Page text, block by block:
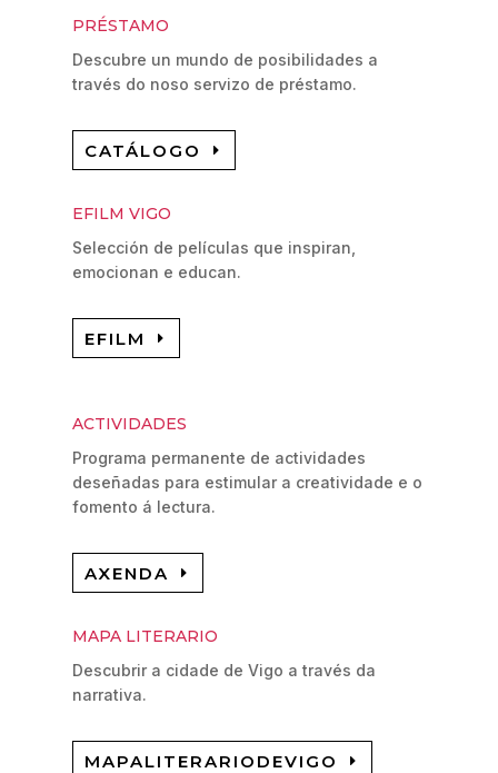
PRÉSTAMO
Descubre un mundo de posibilidades a
través do noso servizo de préstamo.
CATÁLOGO
EFILM VIGO
Selección de películas que inspiran,
emocionan e educan.
EFILM
ACTIVIDADES
Programa permanente de actividades
deseñadas para estimular a creatividade e o
fomento á lectura.
AXENDA
MAPA LITERARIO
Descubrir a cidade de Vigo a través da
narrativa.
MAPALITERARIODEVIGO